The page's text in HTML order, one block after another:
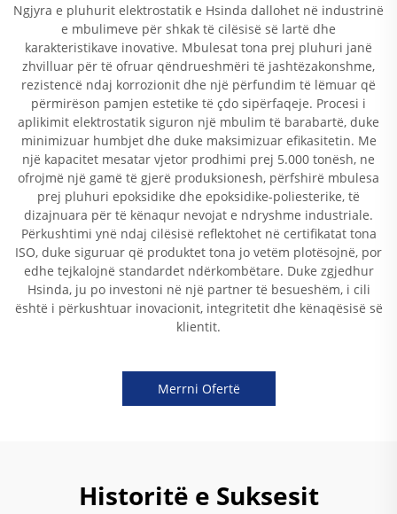
Ngjyra e pluhurit elektrostatik e Hsinda dallohet në industrinë
e mbulimeve për shkak të cilësisë së lartë dhe
karakteristikave inovative. Mbulesat tona prej pluhuri janë
zhvilluar për të ofruar qëndrueshmëri të jashtëzakonshme,
rezistencë ndaj korrozionit dhe një përfundim të lëmuar që
përmirëson pamjen estetike të çdo sipërfaqeje. Procesi i
aplikimit elektrostatik siguron një mbulim të barabartë, duke
minimizuar humbjet dhe duke maksimizuar efikasitetin. Me
një kapacitet mesatar vjetor prodhimi prej 5.000 tonësh, ne
ofrojmë një gamë të gjerë produksionesh, përfshirë mbulesa
prej pluhuri epoksidike dhe epoksidike-poliesterike, të
dizajnuara për të kënaqur nevojat e ndryshme industriale.
Përkushtimi ynë ndaj cilësisë reflektohet në certifikatat tona
ISO, duke siguruar që produktet tona jo vetëm plotësojnë, por
edhe tejkalojnë standardet ndërkombëtare. Duke zgjedhur
Hsinda, ju po investoni në një partner të besueshëm, i cili
është i përkushtuar inovacionit, integritetit dhe kënaqësisë së
klientit.
Merrni Ofertë
Historitë e Suksesit